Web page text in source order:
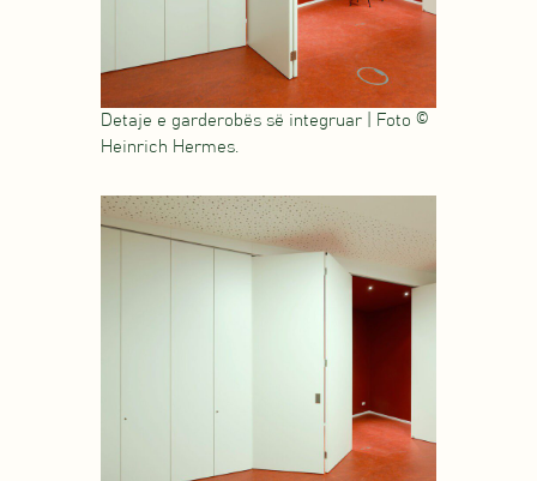
Detaje e garderobës së integruar | Foto ©
Heinrich Hermes.